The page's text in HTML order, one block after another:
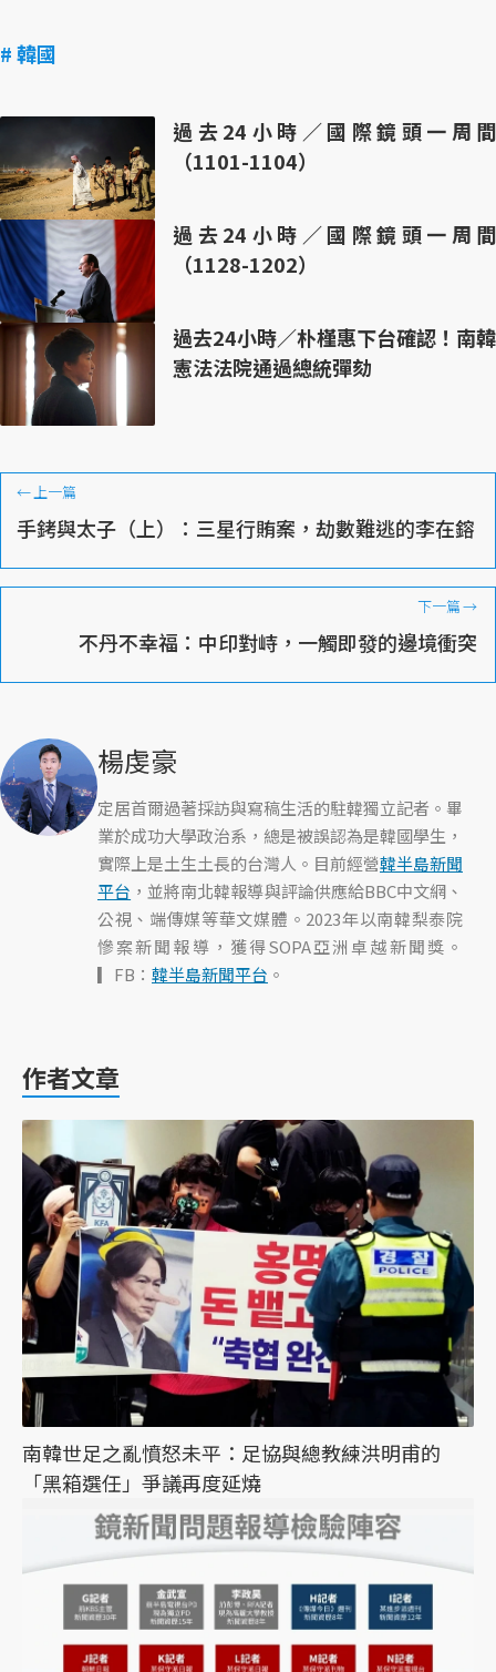
# 韓國
過去24小時／國際鏡頭一周間
（1101-1104）
過去24小時／國際鏡頭一周間
（1128-1202）
過去24小時／朴槿惠下台確認！南韓
憲法法院通過總統彈劾
←上一篇
手銬與太子（上）：三星行賄案，劫數難逃的李在鎔
下一篇→
不丹不幸福：中印對峙，一觸即發的邊境衝突
楊虔豪
定居首爾過著採訪與寫稿生活的駐韓獨立記者。畢
業於成功大學政治系，總是被誤認為是韓國學生，
實際上是土生土長的台灣人。目前經營韓半島新聞
平台 ，並將南北韓報導與評論供應給BBC中文網、
公視、端傳媒等華文媒體。2023年以南韓梨泰院
慘案新聞報導，獲得SOPA亞洲卓越新聞獎。
▎FB： 韓半島新聞平台 。
作者文章
南韓世足之亂憤怒未平：足協與總教練洪明甫的
「黑箱選任」爭議再度延燒